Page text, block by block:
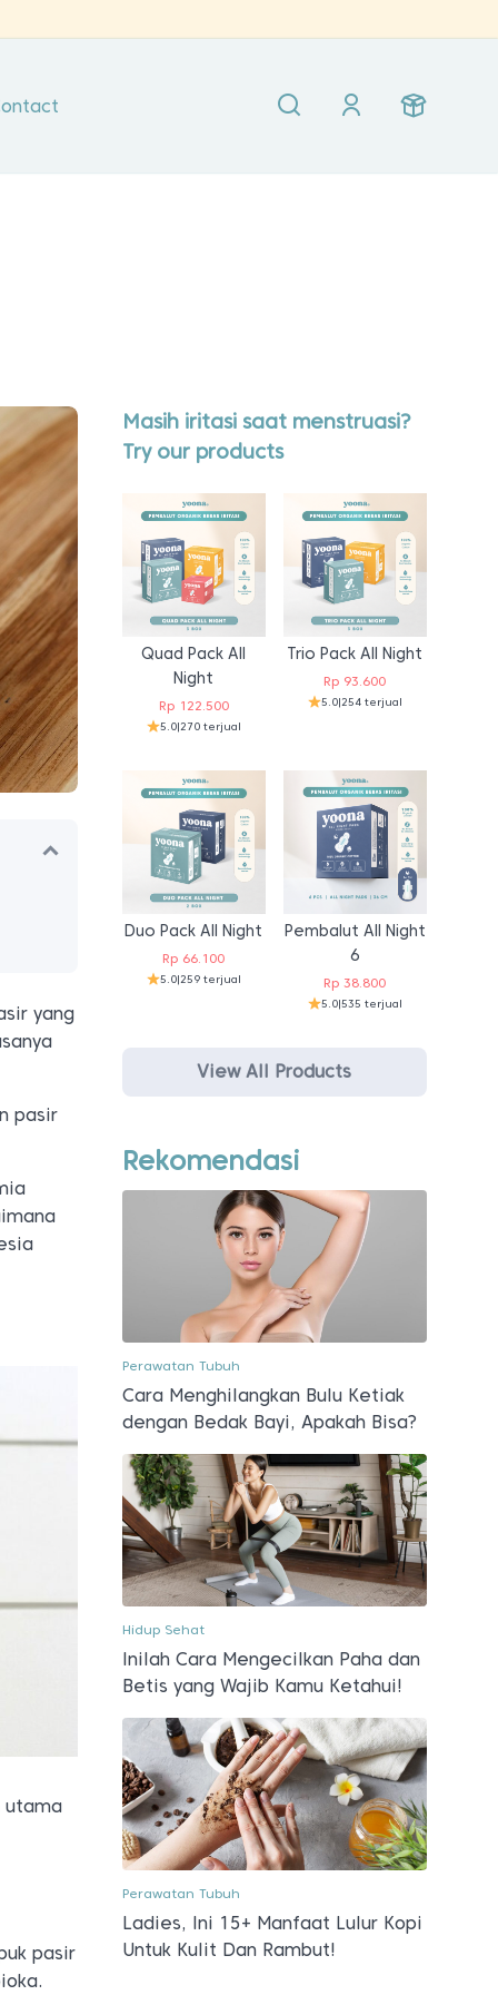
yang
pasir
utama
pasir
Masih iritasi saat menstruasi?
Try our products
Quad Pack All
Night
Rp122.500
5.0|270 terjual
Trio Pack All Night
Rp 93.600
5.0|254 terjual
Duo Pack All Night
Rp 66.100
5.0|259 terjual
Pembalut All Night
6
Rp 38.800
5.0|535 terjual
View All Products
Rekomendasi
Perawatan Tubuh
Cara Menghilangkan Bulu Ketiak
dengan Bedak Bayi, Apakah Bisa?
Hidup Sehat
Inilah Cara Mengecilkan Paha dan
Betis yang Wajib Kamu Ketahui!
Perawatan Tubuh
Ladies, Ini 15+ Manfaat Lulur Kopi
Untuk Kulit Dan Rambut!